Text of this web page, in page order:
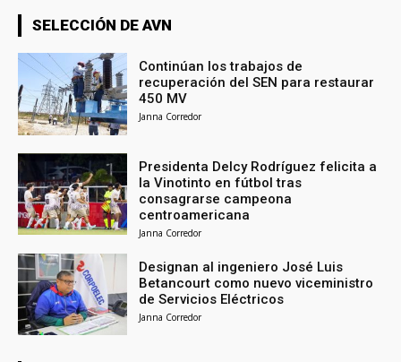
SELECCIÓN DE AVN
Continúan los trabajos de
recuperación del SEN para restaurar
450 MV
Janna Corredor
Presidenta Delcy Rodríguez felicita a
la Vinotinto en fútbol tras
consagrarse campeona
centroamericana
Janna Corredor
Designan al ingeniero José Luis
Betancourt como nuevo viceministro
de Servicios Eléctricos
Janna Corredor